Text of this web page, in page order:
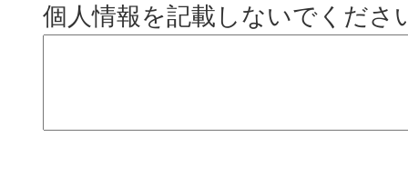
個人情報を記載しないでくださ